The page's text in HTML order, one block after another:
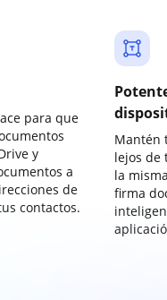
para que
y
a
de
contactos.
Mantén
lejos de
la
firma